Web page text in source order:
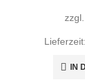
zzgl.
Lieferzeit:
IN